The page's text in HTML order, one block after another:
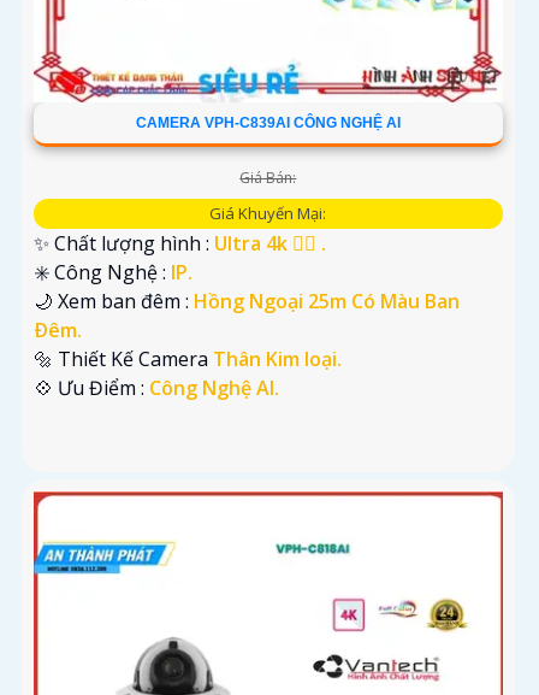
CAMERA VPH-C839AI CÔNG NGHỆ AI
Giá Bán:
Giá Khuyến Mại:
✨ Chất lượng hình : Ultra 4k 👍🏾 .
✳️ Công Nghệ : IP.
🌙 Xem ban đêm : Hồng Ngoại 25m Có Màu Ban
Ðêm.
🔩 Thiết Kế Camera Thân Kim loại.
️💠 Ưu Điểm : Công Nghệ AI.